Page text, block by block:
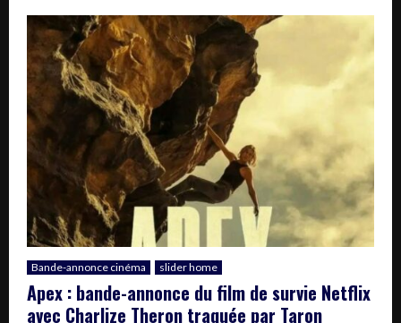
Bande-annonce cinéma slider home
Apex : bande-annonce du film de survie Netflix
avec Charlize Theron traquée par Taron